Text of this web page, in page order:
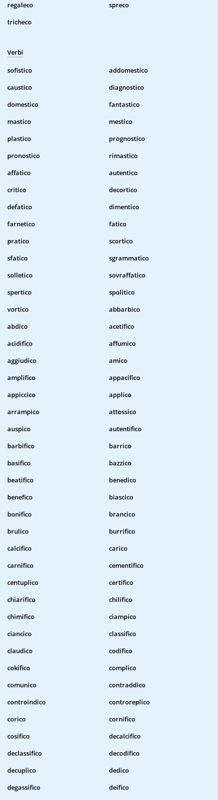
regaleco
spreco
tricheco
Verbi
sofistico
addomestico
caustico
diagnostico
domestico
fantastico
mastico
mestico
plastico
prognostico
pronostico
rimastico
affatico
autentico
critico
decortico
defatico
dimentico
farnetico
fatico
pratico
scortico
sfatico
sgrammatico
solletico
sovraffatico
spertico
spolitico
vortico
abbarbico
abdico
acetifico
acidifico
affumico
aggiudico
amico
amplifico
appacifico
appiccico
applico
arrampico
attossico
auspico
autentifico
barbifico
barrico
basifico
bazzico
beatifico
benedico
benefico
biascico
bonifico
brancico
brulico
burrifico
calcifico
carico
carnifico
cementifico
centuplico
certifico
chiarifico
chilifico
chimifico
ciampico
ciancico
classifico
claudico
codifico
cokifico
complico
comunico
contraddico
controindico
controreplico
corico
cornifico
cosifico
decalcifico
declassifico
decodifico
decuplico
dedico
degassifico
deifico